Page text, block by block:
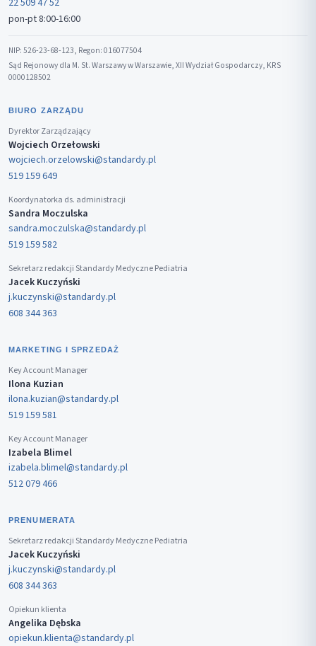
pon-pt 8:00-16:00
NIP: 526-23-68-123, Regon: 016077504
Sąd Rejonowy dla M. St. Warszawy w Warszawie, XII Wydział Gospodarczy, KRS
0000128502
BIURO ZARZĄDU
Dyrektor Zarządzający
Wojciech Orzełowski
wojciech.orzelowski@standardy.pl
519 159 649
Koordynatorka ds. administracji
Sandra Moczulska
sandra.moczulska@standardy.pl
519 159 582
Sekretarz redakcji Standardy Medyczne Pediatria
Jacek Kuczyński
j.kuczynski@standardy.pl
608 344 363
MARKETING I SPRZEDAŻ
Key Account Manager
Ilona Kuzian
ilona.kuzian@standardy.pl
519 159 581
Key Account Manager
Izabela Blimel
izabela.blimel@standardy.pl
512 079 466
PRENUMERATA
Sekretarz redakcji Standardy Medyczne Pediatria
Jacek Kuczyński
j.kuczynski@standardy.pl
608 344 363
Opiekun klienta
Angelika Dębska
opiekun.klienta@standardy.pl